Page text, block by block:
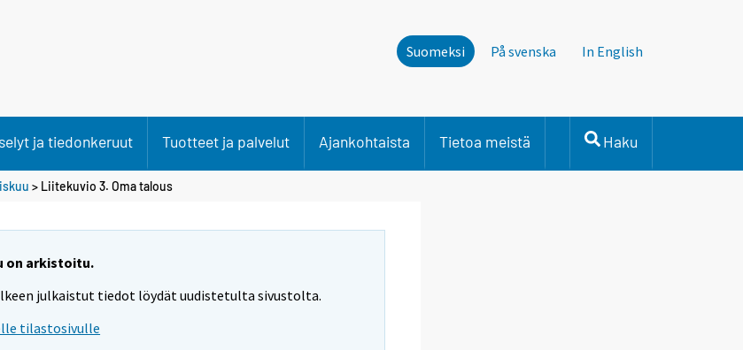
Suomeksi På svenska In English
ja tiedonkeruut Tuotteet ja palvelut Ajankohtaista Tietoa meistä Haku
> Liitekuvio 3. Oma talous
on arkistoitu.
julkaistut tiedot löydät uudistetulta sivustolta.
tilastosivulle